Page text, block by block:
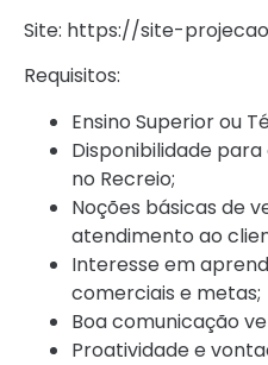
Site: https://site-
Requisitos:
Ensino Superior ou
Disponibilidade
no Recreio;
Noções básicas de
atendimento ao
Interesse em
comerciais e metas;
Boa comunicação
Proatividade e